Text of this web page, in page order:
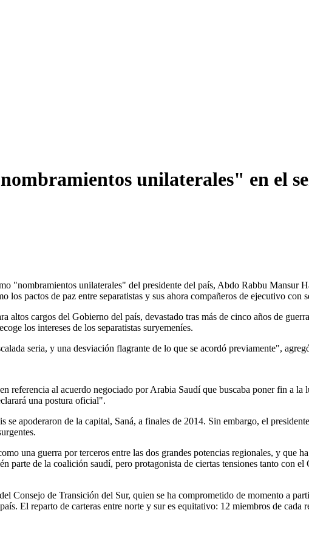
unilaterales" en el
"nombramientos unilaterales" del presidente del país, Abdo Rabbu Mansur
pactos de paz entre separatistas y sus ahora compañeros de ejecutivo con
cargos del Gobierno del país, devastado tras más de cinco años de
los intereses de los separatistas suryemeníes.
seria, y una desviación flagrante de lo que se acordó previamente",
al acuerdo negociado por Arabia Saudí que buscaba poner fin a la
una postura oficial".
apoderaron de la capital, Saná, a finales de 2014. Sin embargo, el
una guerra por terceros entre las dos grandes potencias regionales, y que
parte de la coalición saudí, pero protagonista de ciertas tensiones tanto con
Consejo de Transición del Sur, quien se ha comprometido de momento a
El reparto de carteras entre norte y sur es equitativo: 12 miembros de cada